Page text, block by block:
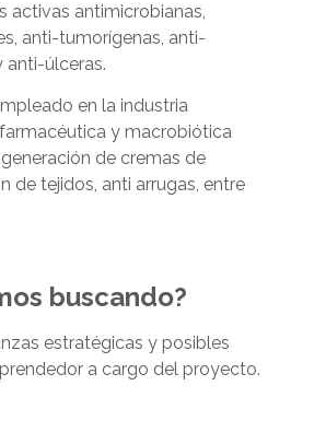
activas antimicrobianas,
anti-tumorígenas, anti-
anti-úlceras.
en la industria
y macrobiótica
de cremas de
de tejidos, anti arrugas, entre
buscando?
estratégicas y posibles
a cargo del proyecto.